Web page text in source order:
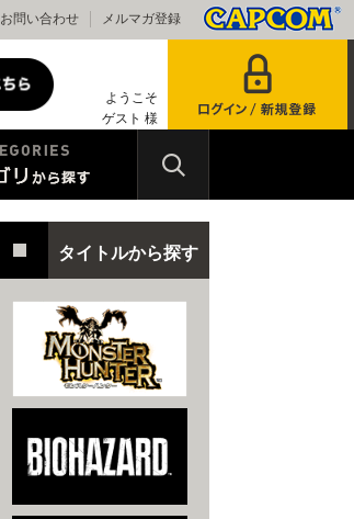
お問い合わせ メルマガ登録
ようこそ
ゲスト 様
タイトルから探す